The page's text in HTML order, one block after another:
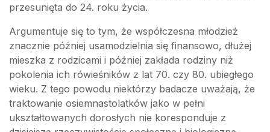
przesunięta do 24. roku życia.
Argumentuje się to tym, że współczesna młodzież
znacznie później usamodzielnia się finansowo, dłużej
mieszka z rodzicami i później zakłada rodziny niż
pokolenia ich rówieśników z lat 70. czy 80. ubiegłego
wieku. Z tego powodu niektórzy badacze uważają, że
traktowanie osiemnastolatków jako w pełni
ukształtowanych dorosłych nie koresponduje z